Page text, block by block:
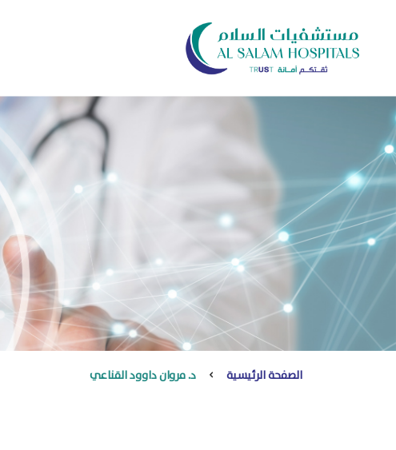
الصفحة الرئيسية د. مروان داوود القناعي